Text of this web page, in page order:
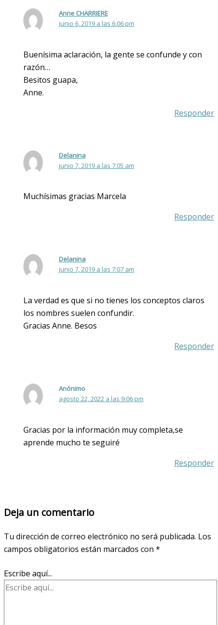
Anne CHARRIERE
junio 6, 2019 a las 6:06 pm
Buenísima aclaración, la gente se confunde y con
razón…
Besitos guapa,
Anne.
Responder
Delanina
junio 7, 2019 a las 7:05 am
Muchísimas gracias Marcela
Responder
Delanina
junio 7, 2019 a las 7:07 am
La verdad es que si no tienes los conceptos claros
los nombres suelen confundir.
Gracias Anne. Besos
Responder
Anónimo
agosto 22, 2022 a las 9:06 pm
Gracias por la información muy completa,se
aprende mucho te seguiré
Responder
Deja un comentario
Tu dirección de correo electrónico no será publicada. Los
campos obligatorios están marcados con *
Escribe aquí...